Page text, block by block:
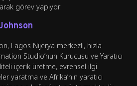
görev yapıyor.
Lagos Nijerya merkezli, hızla
Studio’nun Kurucusu ve Yaratıcı
içerik üretme, evrensel ilgi
yaratma ve Afrika’nın yaratıcı